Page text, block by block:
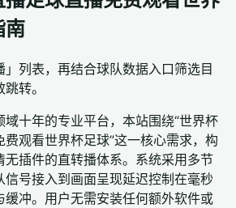
南
列表，再结合球队数据入口筛选目
转。
十年的专业平台，本站围绕“世界杯
观看世界杯足球”这一核心需求，构
无插件的直转播体系。系统采用多节
信号接入到画面呈现延迟控制在毫秒
缓冲。用户无需安装任何额外软件或